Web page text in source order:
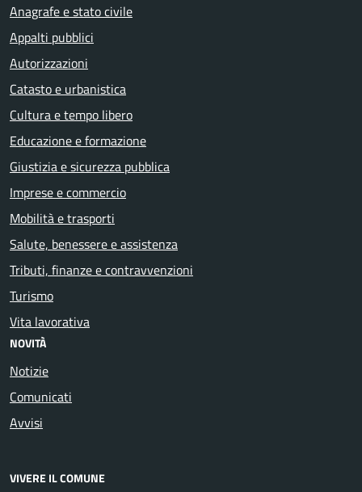
Anagrafe e stato civile
Appalti pubblici
Autorizzazioni
Catasto e urbanistica
Cultura e tempo libero
Educazione e formazione
Giustizia e sicurezza pubblica
Imprese e commercio
Mobilità e trasporti
Salute, benessere e assistenza
Tributi, finanze e contravvenzioni
Turismo
Vita lavorativa
NOVITÀ
Notizie
Comunicati
Avvisi
VIVERE IL COMUNE